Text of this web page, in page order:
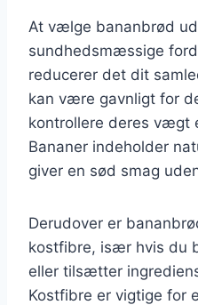
At vælge bananbrød
sundhedsmæssige
reducerer det dit
kan være gavnligt for
kontrollere deres vægt
Bananer indeholder
giver en sød smag
Derudover er
kostfibre, især hvis du
eller tilsætter
Kostfibre er vigtige for